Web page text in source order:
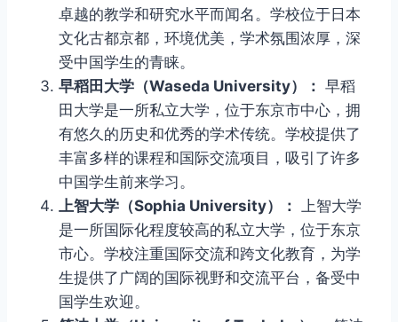
卓越的教学和研究水平而闻名。学校位于日本
文化古都京都，环境优美，学术氛围浓厚，深
受中国学生的青睐。
早稻田大学（Waseda University）： 早稻
田大学是一所私立大学，位于东京市中心，拥
有悠久的历史和优秀的学术传统。学校提供了
丰富多样的课程和国际交流项目，吸引了许多
中国学生前来学习。
上智大学（Sophia University）：
上智大学
是一所国际化程度较高的私立大学，位于东京
市心。学校注重国际交流和跨文化教育，为学
生提供了广阔的国际视野和交流平台，备受中
国学生欢迎。